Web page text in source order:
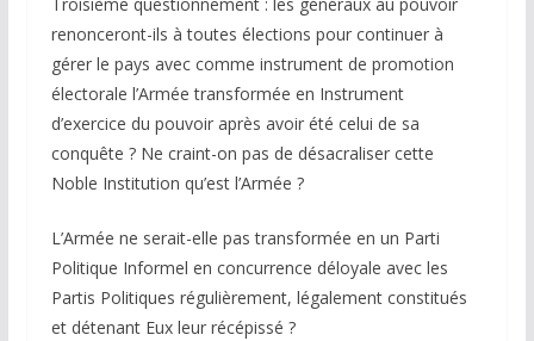
renonceront-ils à toutes élections pour continuer à
gérer le pays avec comme instrument de promotion
électorale l’Armée transformée en Instrument
d’exercice du pouvoir après avoir été celui de sa
conquête ? Ne craint-on pas de désacraliser cette
Noble Institution qu’est l’Armée ?
L’Armée ne serait-elle pas transformée en un Parti
Politique Informel en concurrence déloyale avec les
Partis Politiques régulièrement, légalement constitués
et détenant Eux leur récépissé ?